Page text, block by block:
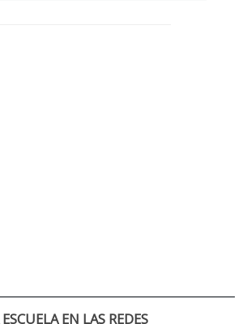
EN LAS REDES